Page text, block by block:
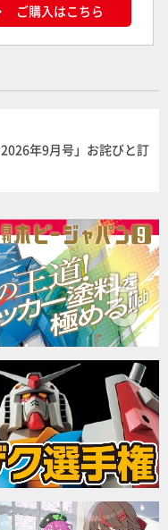
ご購入はこちら
年9月号」お詫びと訂